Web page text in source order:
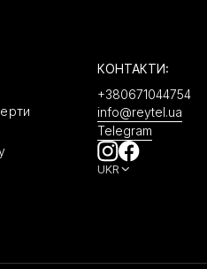
КОНТАКТИ:
+380671044754
info@reytel.ua
Telegram
UKR